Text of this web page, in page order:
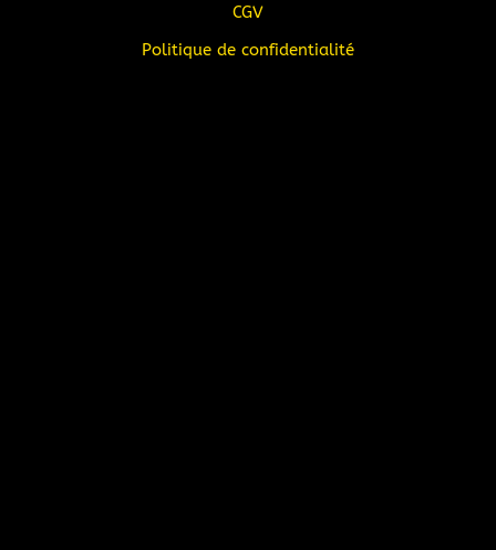
CGV
Politique de confidentialité